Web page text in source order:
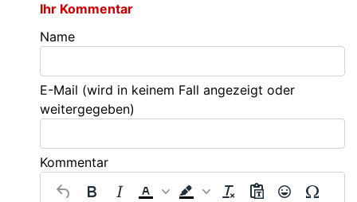
Ihr Kommentar
Name
E-Mail (wird in keinem Fall angezeigt oder
weitergegeben)
Kommentar